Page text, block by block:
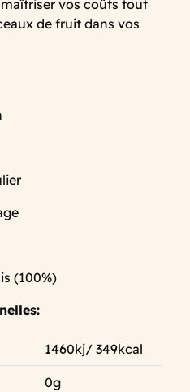
vos coûts tout
de fruit dans vos
(100%)
1460kj/ 349kcal
0g